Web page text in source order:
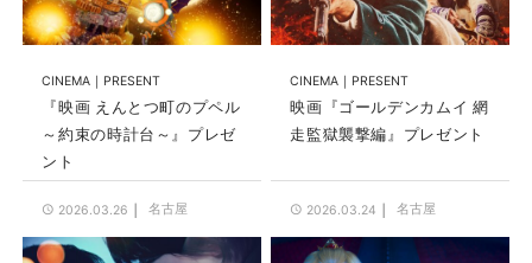
CINEMA PRESENT
『映画 えんとつ町のプペル
～約束の時計台～』プレゼ
ント
2026.03.26 名古屋
CINEMA PRESENT
映画『ゴールデンカムイ 網
走監獄襲撃編』プレゼント
2026.03.24 名古屋